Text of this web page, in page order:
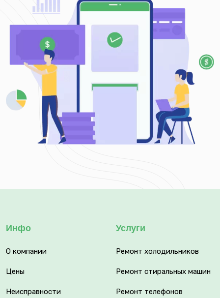
Инфо
О компании
Цены
Неисправности
Услуги
Ремонт холодильников
Ремонт стиральных машин
Ремонт телефонов